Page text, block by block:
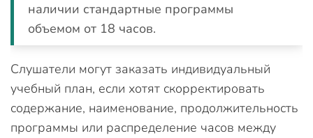
наличии стандартные программы
объемом от 18 часов.
Слушатели могут заказать индивидуальный
учебный план, если хотят скорректировать
содержание, наименование, продолжительность
программы или распределение часов между